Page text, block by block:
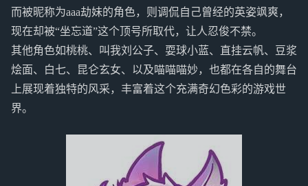
而被昵称为aaa劫妹的角色，则调侃自己曾经的英姿飒爽，
现在却被“坐忘道”这个顶号所取代，让人忍俊不禁。
其他角色如桃桃、叫我刘公子、耍球小蓝、直挂云帆、豆浆
烩面、白七、昆仑玄女、以及喵喵喵妙，也都在各自的舞台
上展现着独特的风采，丰富着这个充满奇幻色彩的游戏世
界。